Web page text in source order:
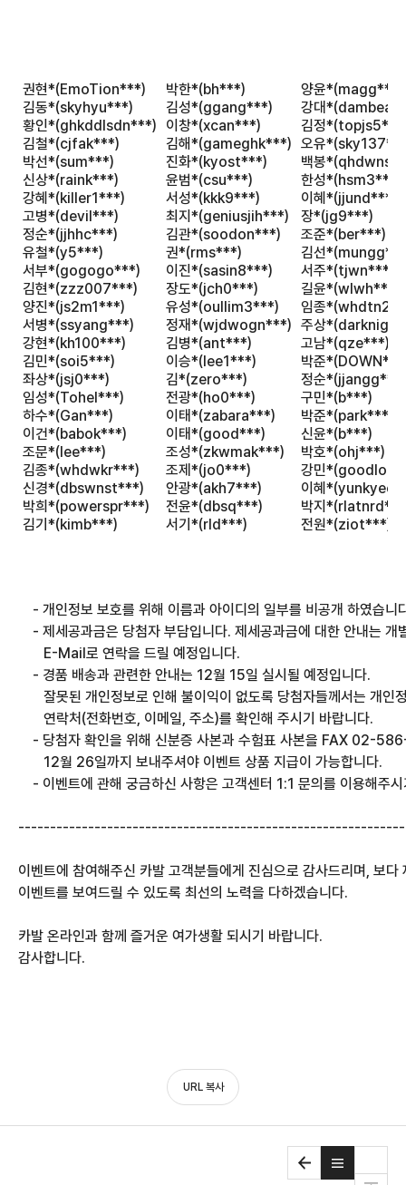
권현*(EmoTion***) 박한*(bh***)
양윤*(magg***)
김동*(skyhyu***)
김성*(ggang***)
강대
황인*(ghkddlsdn***)
이창*(xcan***)
김정
김철*(cjfak***)
김해*(gameghk***) 오유
박선*(sum***)
진화*(kyost***)
백봉
신상*(raink***)
윤범*(csu***)
한성*(hsm3***)
강혜*(killer1***)
서성*(kkk9***)
이혜*(jjund***)
고병*(devil***)
최지*(geniusjih***)
장*(jg9***)
정순*(jjhhc***)
김관*(soodon***)
조준*(ber***)
유철*(y5***)
권*(rms***)
김선
서부*(gogogo***)
이진*(sasin8***)
서주*(tjwn***)
김현*(zzz007***)
장도*(jch0***)
길윤*(wlwh***)
양진*(js2m1***)
유성*(oullim3***)
임종
서병*(ssyang***)
정재*(wjdwogn***) 주상
강현*(kh100***)
김병*(ant***)
고남*(qze***)
김민*(soi5***)
이승*(lee1***)
박준
좌상*(jsj0***)
김*(zero***)
정순*(jjangg***)
임성*(Tohel***)
전광*(ho0***)
구민*(b***)
하수*(Gan***)
이태*(zabara***)
박준*(park***)
이건*(babok***)
이태*(good***)
신윤*(b***)
조문*(lee***)
조성*(zkwmak***)
박호*(ohj***)
김종*(whdwkr***)
조제*(jo0***)
강민
신경*(dbswnst***)
안광*(akh7***)
이혜
박희*(powerspr***)
전윤*(dbsq***)
박지
김기*(kimb***)
서기*(rld***) 전원*(ziot***)
- 개인정보 보호를 위해 이름과 아이디의 일부를 비공개 하였습니
- 제세공과금은 당첨자 부담입니다. 제세공과금에 대한 안내는
       E-Mail로 연락을 드릴 예정입니다.
    - 경품 배송과 관련한 안내는 12월 15일 실시될 예정입니다.
잘못된 개인정보로 인해 불이익이 없도록 당첨자들께서는 개인
       연락처(전화번호, 이메일, 주소)를 확인해 주시기 바랍니다.
- 당첨자 확인을 위해 신분증 사본과 수험표 사본을 FAX
       12월 26일까지 보내주셔야 이벤트 상품 지급이 가능합니다.
- 이벤트에 관해 궁금하신 사항은 고객센터 1:1 문의를 이용해주
이벤트에 참여해주신 카발 고객분들에게 진심으로 감사드리며, 보다
이벤트를 보여드릴 수 있도록 최선의 노력을 다하겠습니다.
카발 온라인과 함께 즐거운 여가생활 되시기 바랍니다.
감사합니다.
URL 복사